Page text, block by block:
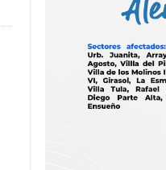
sin